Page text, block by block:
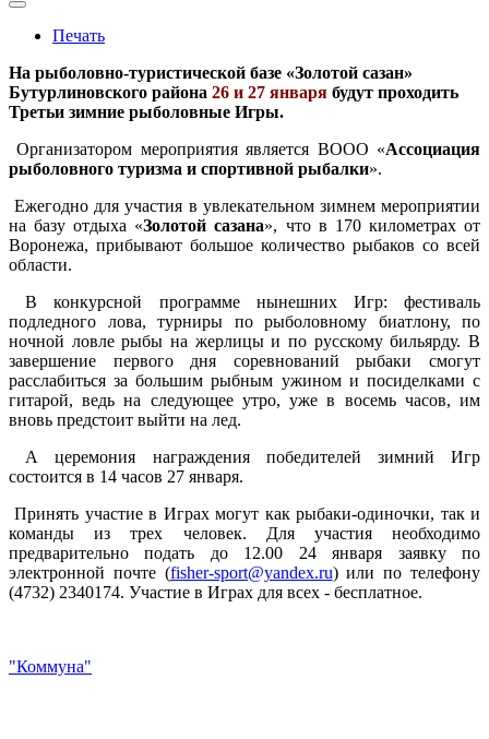
Печать
На рыболовно-туристической базе «Золотой сазан»
Бутурлиновского района 26 и 27 января будут проходить
Третьи зимние рыболовные Игры.
Организатором мероприятия является ВООО «Ассоциация
рыболовного туризма и спортивной рыбалки».
Ежегодно для участия в увлекательном зимнем мероприятии
на базу отдыха «Золотой сазана», что в 170 километрах от
Воронежа, прибывают большое количество рыбаков со всей
области.
В конкурсной программе нынешних Игр: фестиваль
подледного лова, турниры по рыболовному биатлону, по
ночной ловле рыбы на жерлицы и по русскому бильярду. В
завершение первого дня соревнований рыбаки смогут
расслабиться за большим рыбным ужином и посиделками с
гитарой, ведь на следующее утро, уже в восемь часов, им
вновь предстоит выйти на лед.
А церемония награждения победителей зимний Игр
состоится в 14 часов 27 января.
Принять участие в Играх могут как рыбаки-одиночки, так и
команды из трех человек. Для участия необходимо
предварительно подать до 12.00 24 января заявку по
электронной почте (fisher-sport@yandex.ru) или по телефону
(4732) 2340174. Участие в Играх для всех - бесплатное.
"Коммуна"